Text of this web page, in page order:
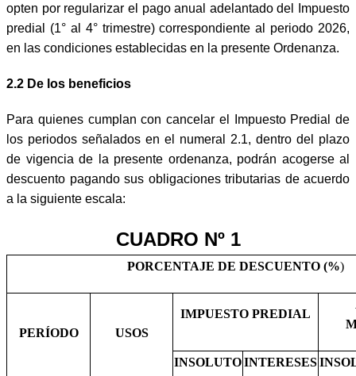
opten por regularizar el pago anual adelantado del Impuesto
predial (1° al 4° trimestre) correspondiente al periodo 2026,
en las condiciones establecidas en la presente Ordenanza.
2.2 De los beneficios
Para quienes cumplan con cancelar el Impuesto Predial de
los periodos señalados en el numeral 2.1, dentro del plazo
de vigencia de la presente ordenanza, podrán acogerse al
descuento pagando sus obligaciones tributarias de acuerdo
a la siguiente escala:
CUADRO Nº 1
PORCENTAJE DE DESCUENTO (%)
PERÍODO USOS
IMPUESTO PREDIAL
INSOLUTOINTERESES